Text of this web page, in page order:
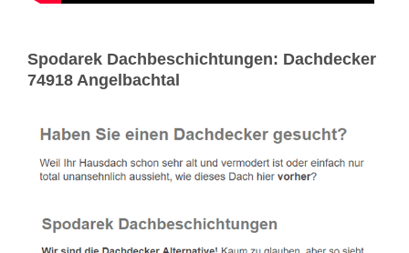
Spodarek Dachbeschichtungen: Dachdecker
74918 Angelbachtal